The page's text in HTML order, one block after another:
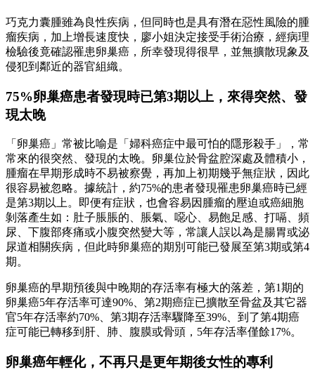
巧克力囊腫雖為良性疾病，但同時也是具有潛在惡性風險的腫
瘤疾病，加上增長速度快，廖小姐決定接受手術治療，經病理
檢驗後竟確認罹患卵巢癌，所幸發現得很早，並無擴散現象及
侵犯到鄰近的器官組織。
75%卵巢癌患者發現時已第3期以上，來得突然、發
現太晚
「卵巢癌」常被比喻是「婦科癌症中最可怕的隱形殺手」，常
常來的很突然、發現的太晚。卵巢位於骨盆腔深處及體積小，
腫瘤在早期形成時不易被察覺，再加上初期幾乎無症狀，因此
很容易被忽略。據統計，約75%的患者發現罹患卵巢癌時已經
是第3期以上。即便有症狀，也會容易因腫瘤的壓迫或癌細胞
剝落產生如：肚子脹脹的、脹氣、噁心、易飽足感、打嗝、頻
尿、下腹部疼痛或小腹突然變大等，常讓人誤以為是腸胃或泌
尿道相關疾病，但此時卵巢癌的期別可能已發展至第3期或第4
期。
卵巢癌的早期預後與中晚期的存活率有極大的落差，第1期的
卵巢癌5年存活率可達90%、第2期癌症已擴散至骨盆及其它器
官5年存活率約70%、第3期存活率驟降至39%、到了第4期癌
症可能已轉移到肝、肺、腹膜或骨頭，5年存活率僅餘17%。
卵巢癌年輕化，不再只是更年期後女性的專利